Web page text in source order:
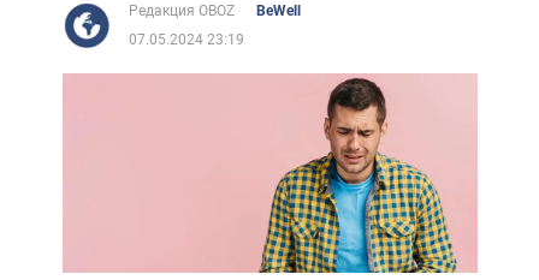
Редакция OBOZ
BeWell
07.05.2024 23:19